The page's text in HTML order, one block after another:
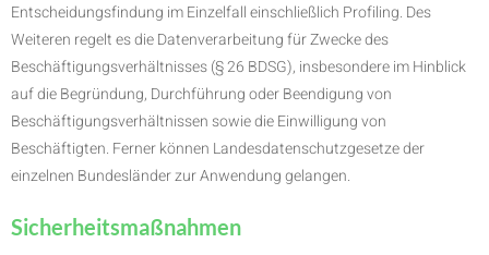
Entscheidungsfindung im Einzelfall einschließlich Profiling. Des
Weiteren regelt es die Datenverarbeitung für Zwecke des
Beschäftigungsverhältnisses (§ 26 BDSG), insbesondere im Hinblick
auf die Begründung, Durchführung oder Beendigung von
Beschäftigungsverhältnissen sowie die Einwilligung von
Beschäftigten. Ferner können Landesdatenschutzgesetze der
einzelnen Bundesländer zur Anwendung gelangen.
Sicherheitsmaßnahmen